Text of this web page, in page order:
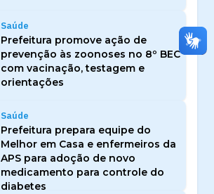
Saúde
Prefeitura promove ação de
prevenção às zoonoses no 8º BEC
com vacinação, testagem e
orientações
Saúde
Prefeitura prepara equipe do
Melhor em Casa e enfermeiros da
APS para adoção de novo
medicamento para controle do
diabetes